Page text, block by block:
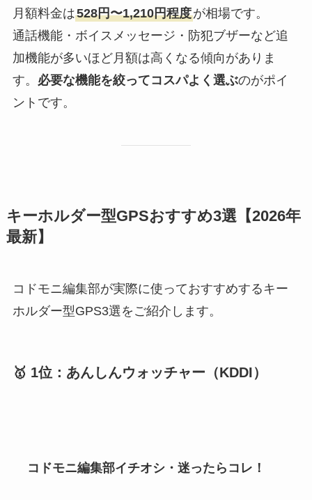
月額料金は528円〜1,210円程度が相場です。
通話機能・ボイスメッセージ・防犯ブザーなど追
加機能が多いほど月額は高くなる傾向がありま
す。 必要な機能を絞ってコスパよく選ぶのがポイ
ントです。
キーホルダー型GPSおすすめ3選【2026年
最新】
コドモニ編集部が実際に使っておすすめするキー
ホルダー型GPS3選をご紹介します。
🥇 1位：あんしんウォッチャー（KDDI）
コドモニ編集部イチオシ・迷ったらコレ！